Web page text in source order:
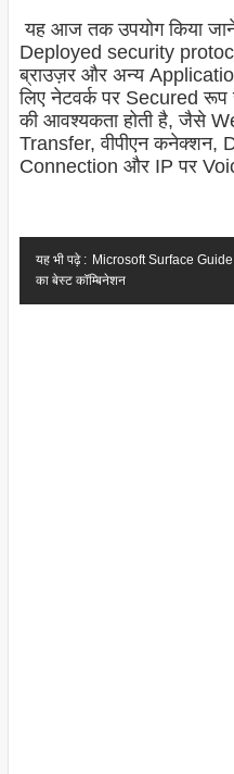
यह आज तक उपयोग किया
Deployed security
ब्राउज़र और अन्य
लिए नेटवर्क पर Secured
की आवश्यकता होती है, जैसे
Transfer, वीपीएन कनेक्शन,
Connection और IP पर
यह भी पढ़े : Microsoft Surface
का बेस्ट कॉम्बिनेशन